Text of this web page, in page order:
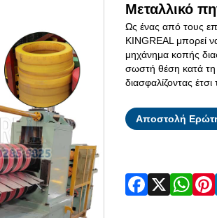
Μεταλλικό
Ως ένας από τους
KINGREAL μπορεί
μηχάνημα κοπής
σωστή θέση κατά τη
διασφαλίζοντας
Αποστολή